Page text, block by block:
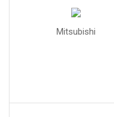
Mitsubishi